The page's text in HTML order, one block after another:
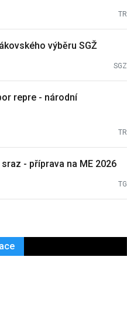
TR
výběru SGŽ
SGZ
repre - národní
TR
- příprava na ME 2026
TG